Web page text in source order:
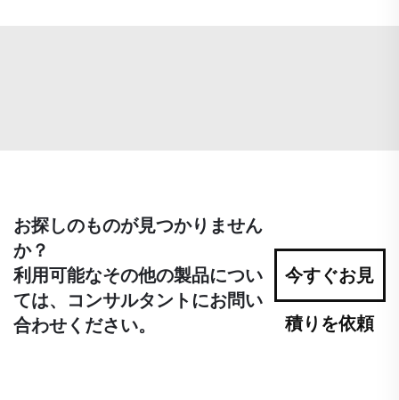
お探しのものが見つかりません
か？
利用可能なその他の製品につい
ては、コンサルタントにお問い
合わせください。
今すぐお見
積りを依頼